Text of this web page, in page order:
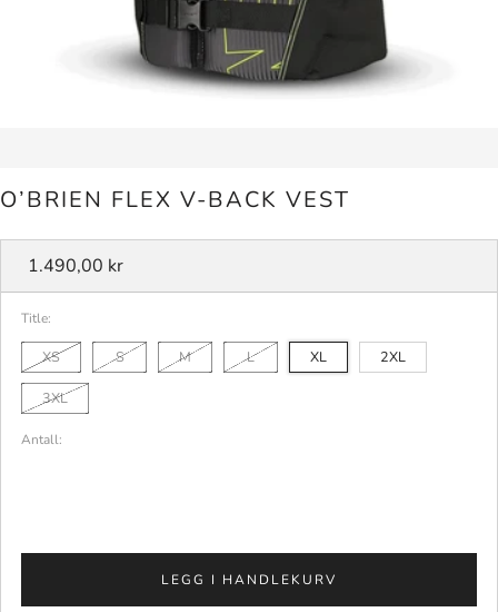
O’BRIEN FLEX V-BACK VEST
Vanlig
pris
1.490,00 kr
Title:
XS S M L XL 2XL
3XL
Antall:
LEGG I HANDLEKURV